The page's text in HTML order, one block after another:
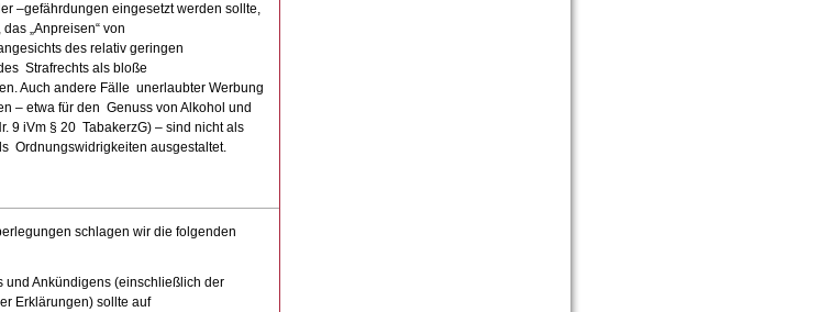
–gefährdungen eingesetzt werden sollte,
„Anpreisen“ von
des relativ geringen
Strafrechts als bloße
Auch andere Fälle unerlaubter Werbung
– etwa für den Genuss von Alkohol und
9 iVm § 20 TabakerzG) – sind nicht als
Ordnungswidrigkeiten ausgestaltet.
schlagen wir die folgenden
und Ankündigens (einschließlich der
Erklärungen) sollte auf